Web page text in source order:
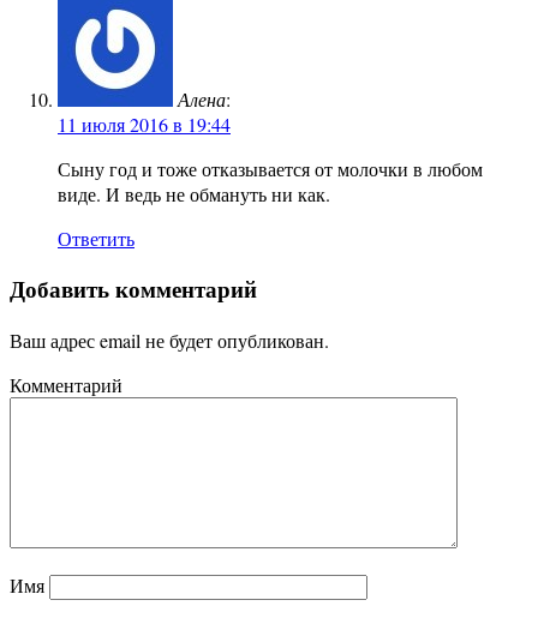
Алена:
11 июля 2016 в 19:44
Сыну год и тоже отказывается от молочки в любом
виде. И ведь не обмануть ни как.
Ответить
Добавить комментарий
Ваш адрес email не будет опубликован.
Комментарий
Имя